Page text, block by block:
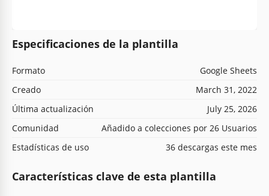
Especificaciones de la plantilla
Formato
Google Sheets
Creado
March 31, 2022
Última actualización
July 25, 2026
Comunidad
Añadido a colecciones por 26 Usuarios
Estadísticas de uso
36 descargas este mes
Características clave de esta plantilla